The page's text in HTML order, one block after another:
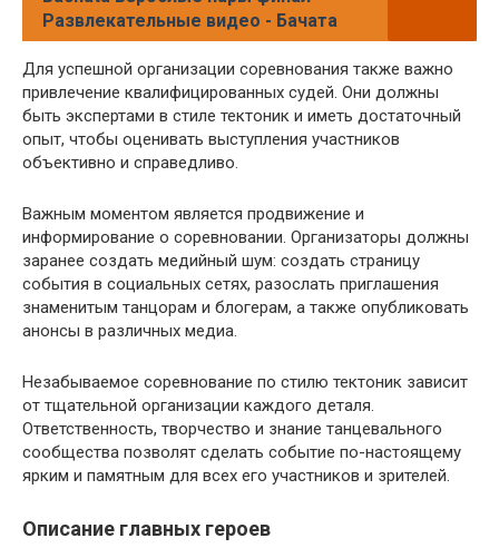
Развлекательные видео - Бачата
Для успешной организации соревнования также важно
привлечение квалифицированных судей. Они должны
быть экспертами в стиле тектоник и иметь достаточный
опыт, чтобы оценивать выступления участников
объективно и справедливо.
Важным моментом является продвижение и
информирование о соревновании. Организаторы должны
заранее создать медийный шум: создать страницу
события в социальных сетях, разослать приглашения
знаменитым танцорам и блогерам, а также опубликовать
анонсы в различных медиа.
Незабываемое соревнование по стилю тектоник зависит
от тщательной организации каждого деталя.
Ответственность, творчество и знание танцевального
сообщества позволят сделать событие по-настоящему
ярким и памятным для всех его участников и зрителей.
Описание главных героев